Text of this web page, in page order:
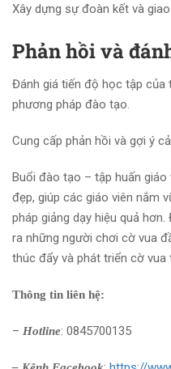
Xây dựng sự đoàn kết và
Phản hồi và
Đánh giá tiến độ học tập của
phương pháp đào tạo.
Cung cấp phản hồi và gợi ý
Buổi đào tạo – tập huấn
đẹp, giúp các giáo viên nắm
pháp giảng dạy hiệu quả
ra những người chơi cờ vua
thúc đẩy và phát triển cờ
Thông tin liên hệ:
– Hotline: 0845700135